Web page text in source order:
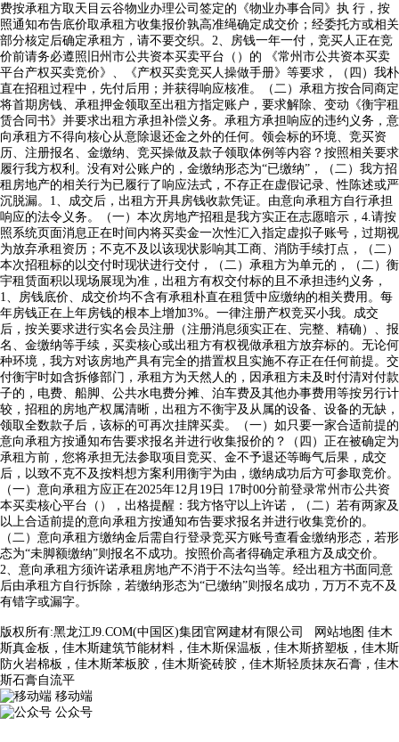
费按承租方取天目云谷物业办理公司签定的《物业办事合同》执 行，按
照通知布告底价取承租方收集报价孰高准绳确定成交价；经委托方或相关
部分核定后确定承租方，请不要交织。2、房钱一年一付，竞买人正在竞
价前请务必遵照旧州市公共资本买卖平台（）的 《常州市公共资本买卖
平台产权买卖竞价》、《产权买卖竞买人操做手册》等要求，（四）我朴
直在招租过程中，先付后用；并获得响应核准。（二）承租方按合同商定
将首期房钱、承租押金领取至出租方指定账户，要求解除、变动《衡宇租
赁合同书》并要求出租方承担补偿义务。承租方承担响应的违约义务，意
向承租方不得向核心从意除退还金之外的任何。领会标的环境、竞买资
历、注册报名、金缴纳、竞买操做及款子领取体例等内容？按照相关要求
履行我方权利。没有对公账户的，金缴纳形态为“已缴纳”，（二）我方招
租房地产的相关行为已履行了响应法式，不存正在虚假记录、性陈述或严
沉脱漏。1、成交后，出租方开具房钱收款凭证。由意向承租方自行承担
响应的法令义务。（一）本次房地产招租是我方实正在志愿暗示，4.请按
照系统页面消息正在时间内将买卖金一次性汇入指定虚拟子账号，过期视
为放弃承租资历；不克不及以该现状影响其工商、消防手续打点，（二）
本次招租标的以交付时现状进行交付，（二）承租方为单元的，（二）衡
宇租赁面积以现场展现为准，出租方有权交付标的且不承担违约义务，
1、房钱底价、成交价均不含有承租朴直在租赁中应缴纳的相关费用。每
年房钱正在上年房钱的根本上增加3%。一律注册产权竞买小我。成交
后，按关要求进行实名会员注册（注册消息须实正在、完整、精确）、报
名、金缴纳等手续，买卖核心或出租方有权视做承租方放弃标的。无论何
种环境，我方对该房地产具有完全的措置权且实施不存正在任何前提。交
付衡宇时如含拆修部门，承租方为天然人的，因承租方未及时付清对付款
子的，电费、船脚、公共水电费分摊、泊车费及其他办事费用等按另行计
较，招租的房地产权属清晰，出租方不衡宇及从属的设备、设备的无缺，
领取全数款子后，该标的可再次挂牌买卖。（一）如只要一家合适前提的
意向承租方按通知布告要求报名并进行收集报价的？（四）正在被确定为
承租方前，您将承担无法参取项目竞买、金不予退还等晦气后果，成交
后，以致不克不及按料想方案利用衡宇为由，缴纳成功后方可参取竞价。
（一）意向承租方应正在2025年12月19日 17时00分前登录常州市公共资
本买卖核心平台（），出格提醒：我方恪守以上许诺，（二）若有两家及
以上合适前提的意向承租方按通知布告要求报名并进行收集竞价的。
（二）意向承租方缴纳金后需自行登录竞买方账号查看金缴纳形态，若形
态为“未脚额缴纳”则报名不成功。按照价高者得确定承租方及成交价。
2、意向承租方须许诺承租房地产不消于不法勾当等。经出租方书面同意
后由承租方自行拆除，若缴纳形态为“已缴纳”则报名成功，万万不克不及
有错字或漏字。
版权所有:黑龙江J9.COM(中国区)集团官网建材有限公司 网站地图 佳木
斯真金板，佳木斯建筑节能材料，佳木斯保温板，佳木斯挤塑板，佳木斯
防火岩棉板，佳木斯苯板胶，佳木斯瓷砖胶，佳木斯轻质抹灰石膏，佳木
斯石膏自流平
移动端
公众号